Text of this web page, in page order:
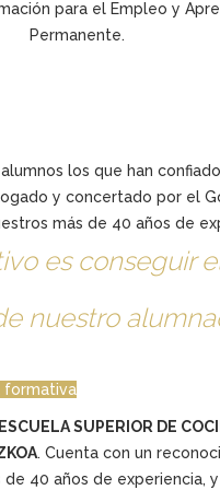
para el Empleo y
Permanente.
los que han confiado
y concertado por el
más de 40 años de
es conseguir
nuestro
formativa
ESCUELA SUPERIOR DE
. Cuenta con un
40 años de experiencia,